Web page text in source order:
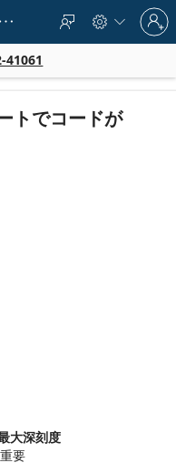
   
Sign
in
to
account
41061
トでコードが
大深刻度
重要